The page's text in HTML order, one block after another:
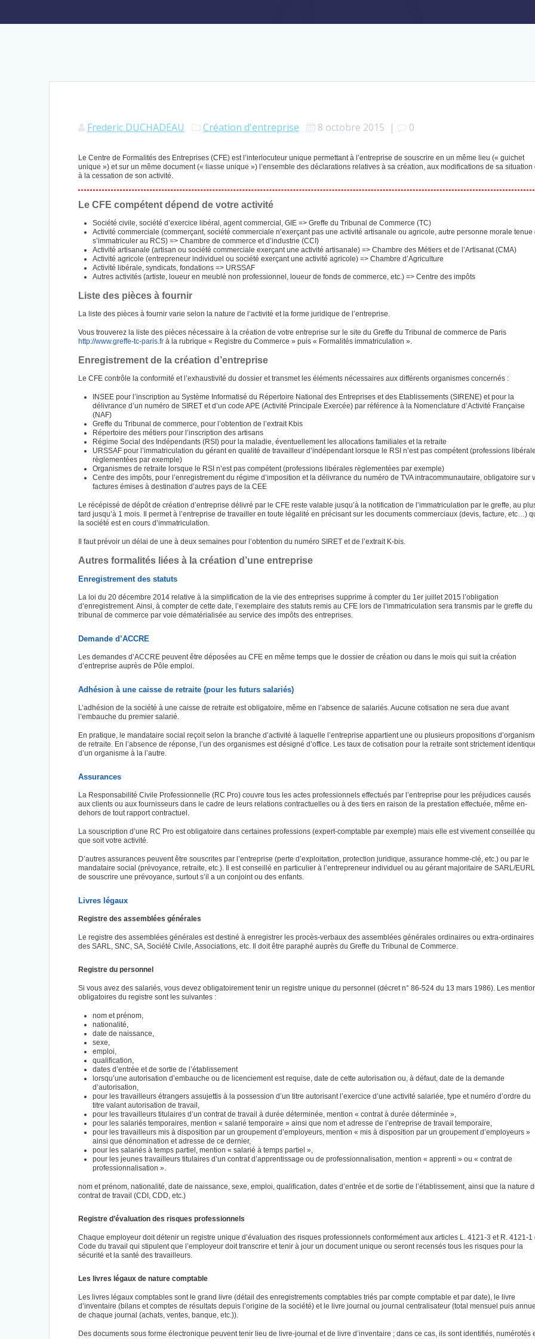
Frederic DUCHADEAU Création d'entreprise 8 octobre 2015 | 0
Le Centre de Formalités des Entreprises (CFE) est l’interlocuteur unique permettant à l’entreprise de souscrire en un même lieu (« guichet
unique ») et sur un même document (« liasse unique ») l’ensemble des déclarations relatives à sa création, aux modifications de sa situation
à la cessation de son activité.
Le CFE compétent dépend de votre activité
Société civile, société d’exercice libéral, agent commercial, GIE => Greffe du Tribunal de Commerce (TC)
Activité commerciale (commerçant, société commerciale n’exerçant pas une activité artisanale ou agricole, autre personne morale tenue
s’immatriculer au RCS) => Chambre de commerce et d’industrie (CCI)
Activité artisanale (artisan ou société commerciale exerçant une activité artisanale) => Chambre des Métiers et de l’Artisanat (CMA)
Activité agricole (entrepreneur individuel ou société exerçant une activité agricole) => Chambre d’Agriculture
Activité libérale, syndicats, fondations => URSSAF
Autres activités (artiste, loueur en meublé non professionnel, loueur de fonds de commerce, etc.) => Centre des impôts
Liste des pièces à fournir
La liste des pièces à fournir varie selon la nature de l’activité et la forme juridique de l’entreprise.
Vous trouverez la liste des pièces nécessaire à la création de votre entreprise sur le site du Greffe du Tribunal de commerce de Paris
http://www.greffe-tc-paris.fr à la rubrique « Registre du Commerce » puis « Formalités immatriculation ».
Enregistrement de la création d’entreprise
Le CFE contrôle la conformité et l’exhaustivité du dossier et transmet les éléments nécessaires aux différents organismes concernés :
INSEE pour l’inscription au Système Informatisé du Répertoire National des Entreprises et des Etablissements (SIRENE) et pour la
délivrance d’un numéro de SIRET et d’un code APE (Activité Principale Exercée) par référence à la Nomenclature d’Activité Française
(NAF)
Greffe du Tribunal de commerce, pour l’obtention de l’extrait Kbis
Répertoire des métiers pour l’inscription des artisans
Régime Social des Indépendants (RSI) pour la maladie, éventuellement les allocations familiales et la retraite
URSSAF pour l’immatriculation du gérant en qualité de travailleur d’indépendant lorsque le RSI n’est pas compétent (professions
règlementées par exemple)
Organismes de retraite lorsque le RSI n’est pas compétent (professions libérales règlementées par exemple)
Centre des impôts, pour l’enregistrement du régime d’imposition et la délivrance du numéro de TVA intracommunautaire, obligatoire sur
factures émises à destination d’autres pays de la CEE
Le récépissé de dépôt de création d’entreprise délivré par le CFE reste valable jusqu’à la notification de l’immatriculation par le greffe, au
tard jusqu’à 1 mois. Il permet à l’entreprise de travailler en toute légalité en précisant sur les documents commerciaux (devis, facture, etc…)
la société est en cours d’immatriculation.
Il faut prévoir un délai de une à deux semaines pour l’obtention du numéro SIRET et de l’extrait K-bis.
Autres formalités liées à la création d’une entreprise
Enregistrement des statuts
La loi du 20 décembre 2014 relative à la simplification de la vie des entreprises supprime à compter du 1er juillet 2015 l’obligation
d’enregistrement. Ainsi, à compter de cette date, l’exemplaire des statuts remis au CFE lors de l’immatriculation sera transmis par le greffe du
tribunal de commerce par voie dématérialisée au service des impôts des entreprises.
Demande d’ACCRE
Les demandes d’ACCRE peuvent être déposées au CFE en même temps que le dossier de création ou dans le mois qui suit la création
d’entreprise auprès de Pôle emploi.
Adhésion à une caisse de retraite (pour les futurs salariés)
L’adhésion de la société à une caisse de retraite est obligatoire, même en l’absence de salariés. Aucune cotisation ne sera due avant
l’embauche du premier salarié.
En pratique, le mandataire social reçoit selon la branche d’activité à laquelle l’entreprise appartient une ou plusieurs propositions
de retraite. En l’absence de réponse, l’un des organismes est désigné d’office. Les taux de cotisation pour la retraite sont strictement
d’un organisme à la l’autre.
Assurances
La Responsabilité Civile Professionnelle (RC Pro) couvre tous les actes professionnels effectués par l’entreprise pour les préjudices causés
aux clients ou aux fournisseurs dans le cadre de leurs relations contractuelles ou à des tiers en raison de la prestation effectuée, même en-
dehors de tout rapport contractuel.
La souscription d’une RC Pro est obligatoire dans certaines professions (expert-comptable par exemple) mais elle est vivement conseillée
que soit votre activité.
D’autres assurances peuvent être souscrites par l’entreprise (perte d’exploitation, protection juridique, assurance homme-clé, etc.) ou par le
mandataire social (prévoyance, retraite, etc.). Il est conseillé en particulier à l’entrepreneur individuel ou au gérant majoritaire de SARL/EURL
de souscrire une prévoyance, surtout s’il a un conjoint ou des enfants.
Livres légaux
Registre des assemblées générales
Le registre des assemblées générales est destiné à enregistrer les procès-verbaux des assemblées générales ordinaires ou extra-ordinaires
des SARL, SNC, SA, Société Civile, Associations, etc. Il doit être paraphé auprès du Greffe du Tribunal de Commerce.
Registre du personnel
Si vous avez des salariés, vous devez obligatoirement tenir un registre unique du personnel (décret n° 86-524 du 13 mars 1986). Les
obligatoires du registre sont les suivantes :
nom et prénom,
nationalité,
date de naissance,
sexe,
emploi,
qualification,
dates d’entrée et de sortie de l’établissement
lorsqu’une autorisation d’embauche ou de licenciement est requise, date de cette autorisation ou, à défaut, date de la demande
d’autorisation,
pour les travailleurs étrangers assujettis à la possession d’un titre autorisant l’exercice d’une activité salariée, type et numéro d’ordre du
titre valant autorisation de travail,
pour les travailleurs titulaires d’un contrat de travail à durée déterminée, mention « contrat à durée déterminée »,
pour les salariés temporaires, mention « salarié temporaire » ainsi que nom et adresse de l’entreprise de travail temporaire,
pour les travailleurs mis à disposition par un groupement d’employeurs, mention « mis à disposition par un groupement d’employeurs »
ainsi que dénomination et adresse de ce dernier,
pour les salariés à temps partiel, mention « salarié à temps partiel »,
pour les jeunes travailleurs titulaires d’un contrat d’apprentissage ou de professionnalisation, mention « apprenti » ou « contrat de
professionnalisation ».
nom et prénom, nationalité, date de naissance, sexe, emploi, qualification, dates d’entrée et de sortie de l’établissement, ainsi que la nature
contrat de travail (CDI, CDD, etc.)
Registre d’évaluation des risques professionnels
Chaque employeur doit détenir un registre unique d’évaluation des risques professionnels conformément aux articles L. 4121-3 et R. 4121-1
Code du travail qui stipulent que l’employeur doit transcrire et tenir à jour un document unique ou seront recensés tous les risques pour la
sécurité et la santé des travailleurs.
Les livres légaux de nature comptable
Les livres légaux comptables sont le grand livre (détail des enregistrements comptables triés par compte comptable et par date), le livre
d’inventaire (bilans et comptes de résultats depuis l’origine de la société) et le livre journal ou journal centralisateur (total mensuel puis annuel
de chaque journal (achats, ventes, banque, etc.)).
Des documents sous forme électronique peuvent tenir lieu de livre-journal et de livre d’inventaire ; dans ce cas, ils sont identifiés, numérotés